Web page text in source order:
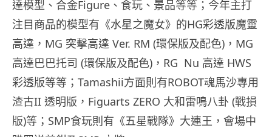
達模型、合金Figure、食玩、景品等等；今年主打
注目商品的模型有《水星之魔女》的HG彩透版魔靈
高達，MG 突擊高達 Ver. RM (環保版及配色)，MG
高達巴巴托司 (環保版及配色)，RG Nu 高達 HWS
彩透版等等；Tamashii方面則有ROBOT魂馬沙專用
渣古II 透明版，Figuarts ZERO 大和雷鳴八卦 (戰損
版)等；SMP食玩則有《五星戰隊》大連王，會場中